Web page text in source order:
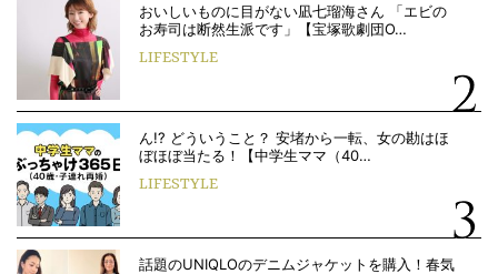
おいしいものに目がない凪七瑠海さん 「エビの
お寿司は断然生派です」【宝塚歌劇団O…
LIFESTYLE
ん!? どういうこと？ 安堵から一転、女の勘はほ
ぼほぼ当たる！【中学生ママ（40…
LIFESTYLE
話題のUNIQLOのデニムジャケットを購入！春気